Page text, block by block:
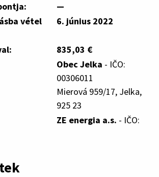
—
vétel
6. június 2022
835,03 €
Obec Jelka - IČO:
00306011
Mierová 959/17, Jelka,
925 23
ZE energia a.s. - IČO: